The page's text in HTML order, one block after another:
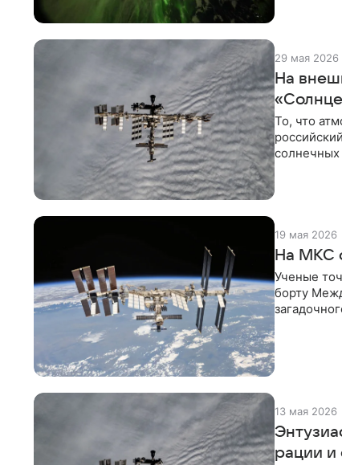
29 мая 2026
На
То, что
солнечных
19 мая 2026
На МКС
Ученые
борту
13 мая 2026
рации и